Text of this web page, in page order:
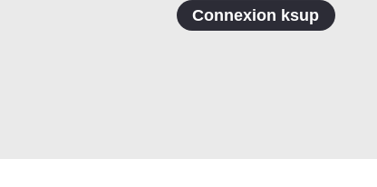
Connexion ksup